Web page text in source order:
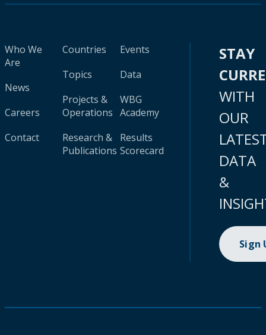
Who We
Are
News
Careers
Contact
Countries
Topics
Projects &
Operations
Research &
Publications
Events
Data
WBG
Academy
Results
Scorecard
STAY
WITH
OUR
DATA
&
Sign